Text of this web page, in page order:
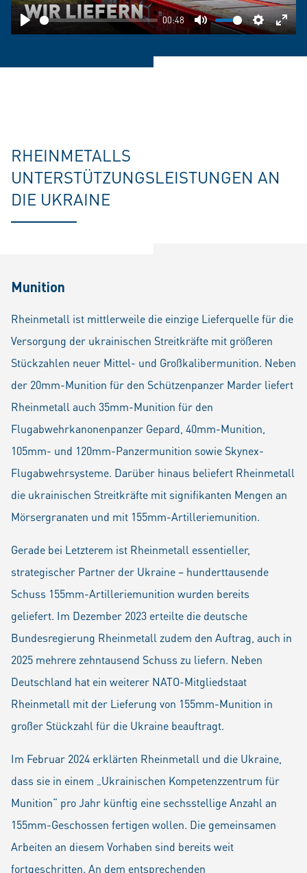
Play
00:48
Mute Settings
RHEINMETALLS
UNTERSTÜTZUNGSLEISTUNGEN AN
DIE UKRAINE
Munition
Rheinmetall ist mittlerweile die einzige Lieferquelle für die
Versorgung der ukrainischen Streitkräfte mit größeren
Stückzahlen neuer Mittel- und Großkalibermunition. Neben
der 20mm-Munition für den Schützenpanzer Marder liefert
Rheinmetall auch 35mm-Munition für den
Flugabwehrkanonenpanzer Gepard, 40mm-Munition,
105mm- und 120mm-Panzermunition sowie Skynex-
Flugabwehrsysteme. Darüber hinaus beliefert Rheinmetall
die ukrainischen Streitkräfte mit signifikanten Mengen an
Mörsergranaten und mit 155mm-Artilleriemunition.
Gerade bei Letzterem ist Rheinmetall essentieller,
strategischer Partner der Ukraine – hunderttausende
Schuss 155mm-Artilleriemunition wurden bereits
geliefert. Im Dezember 2023 erteilte die deutsche
Bundesregierung Rheinmetall zudem den Auftrag, auch in
2025 mehrere zehntausend Schuss zu liefern. Neben
Deutschland hat ein weiterer NATO-Mitgliedstaat
Rheinmetall mit der Lieferung von 155mm-Munition in
großer Stückzahl für die Ukraine beauftragt.
Im Februar 2024 erklärten Rheinmetall und die Ukraine,
dass sie in einem „Ukrainischen Kompetenzzentrum für
Munition“ pro Jahr künftig eine sechsstellige Anzahl an
155mm-Geschossen fertigen wollen. Die gemeinsamen
Arbeiten an diesem Vorhaben sind bereits weit
fortgeschritten. An dem entsprechenden